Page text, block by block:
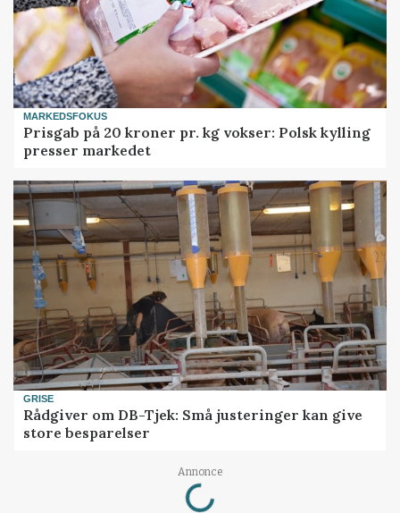
MARKEDSFOKUS
Prisgab på 20 kroner pr. kg vokser: Polsk kylling
presser markedet
GRISE
Rådgiver om DB-Tjek: Små justeringer kan give
store besparelser
Annonce
Loading...